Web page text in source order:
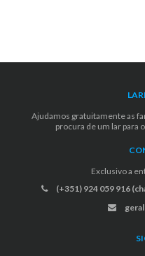
Ajudamos gratuitamente as
procura de um lar para
Exclusivo a
(+351) 924 059 916